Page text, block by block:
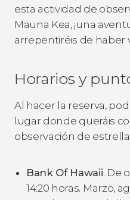
esta actividad de
Mauna Kea, ¡una
arrepentiréis de haber
Horarios y
Al hacer la reserva,
lugar donde queráis
observación de
Bank Of Hawaii. De
14:20 horas. Marzo,